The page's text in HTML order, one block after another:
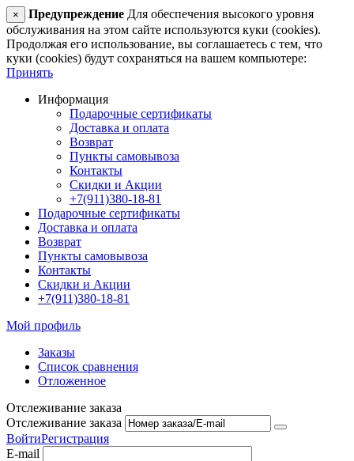
× Предупреждение Для обеспечения высокого уровня
обслуживания на этом сайте используются куки (cookies).
Продолжая его использование, вы соглашаетесь с тем, что
куки (cookies) будут сохраняться на вашем компьютере:
Принять
Информация
Подарочные сертификаты
Доставка и оплата
Возврат
Пункты самовывоза
Контакты
Скидки и Акции
+7(911)380-18-81
Подарочные сертификаты
Доставка и оплата
Возврат
Пункты самовывоза
Контакты
Скидки и Акции
+7(911)380-18-81
Мой профиль
Заказы
Список сравнения
Отложенное
Отслеживание заказа
Отслеживание заказа
ВойтиРегистрация
E-mail